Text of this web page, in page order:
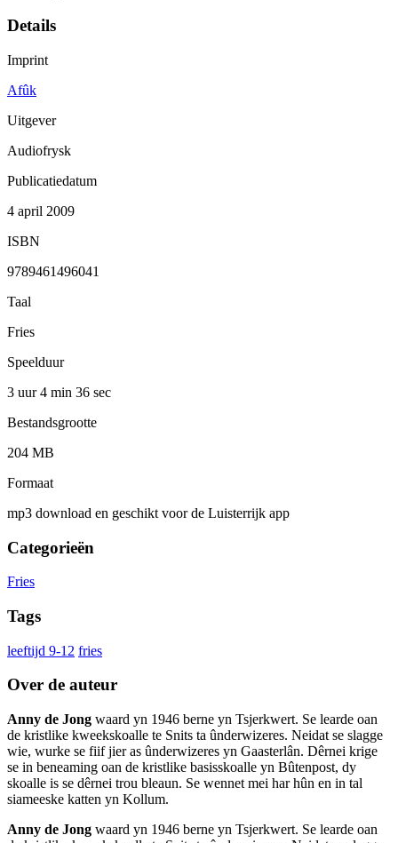
Details
Imprint
Afûk
Uitgever
Audiofrysk
Publicatiedatum
4 april 2009
ISBN
9789461496041
Taal
Fries
Speelduur
3 uur 4 min 36 sec
Bestandsgrootte
204 MB
Formaat
mp3 download en geschikt voor de Luisterrijk app
Categorieën
Fries
Tags
leeftijd 9-12 fries
Over de auteur
Anny de Jong waard yn 1946 berne yn Tsjerkwert. Se learde oan
de kristlike kweekskoalle te Snits ta ûnderwizeres. Neidat se slagge
wie, wurke se fiif jier as ûnderwizeres yn Gaasterlân. Dêrnei krige
se in beneaming oan de kristlike basisskoalle yn Bûtenpost, dy
skoalle is se dêrnei trou bleaun. Se wennet mei har hûn en in tal
siameeske katten yn Kollum.
Anny de Jong waard yn 1946 berne yn Tsjerkwert. Se learde oan